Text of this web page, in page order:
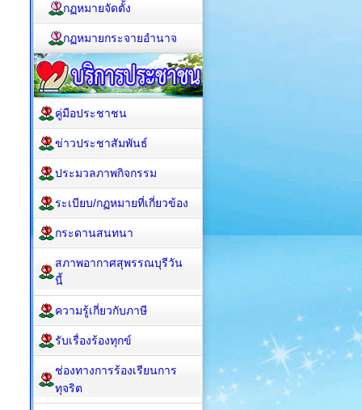
กฏหมายจัดตั้ง
กฏหมายกระจายอำนาจ
คู่มือประชาชน
ข่าวประชาสัมพันธ์
ประมวลภาพกิจกรรม
ระเบียบ/กฏหมายที่เกี่ยวข้อง
กระดานสนทนา
สภาพอากาศสุพรรณบุรีวัน
นี้
ความรู้เกี่ยวกับภาษี
รับเรื่องร้องทุกข์
ช่องทางการร้องเรียนการ
ทุจริต